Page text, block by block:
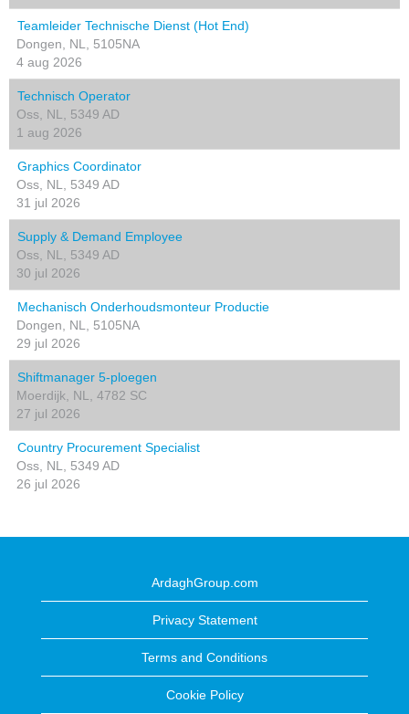
Teamleider Technische Dienst (Hot End)
Dongen, NL, 5105NA
4 aug 2026
Technisch Operator
Oss, NL, 5349 AD
1 aug 2026
Graphics Coordinator
Oss, NL, 5349 AD
31 jul 2026
Supply & Demand Employee
Oss, NL, 5349 AD
30 jul 2026
Mechanisch Onderhoudsmonteur Productie
Dongen, NL, 5105NA
29 jul 2026
Shiftmanager 5-ploegen
Moerdijk, NL, 4782 SC
27 jul 2026
Country Procurement Specialist
Oss, NL, 5349 AD
26 jul 2026
ArdaghGroup.com
Privacy Statement
Terms and Conditions
Cookie Policy